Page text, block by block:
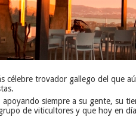
célebre trovador gallego del que
siempre a su gente, su
de viticultores y que hoy en